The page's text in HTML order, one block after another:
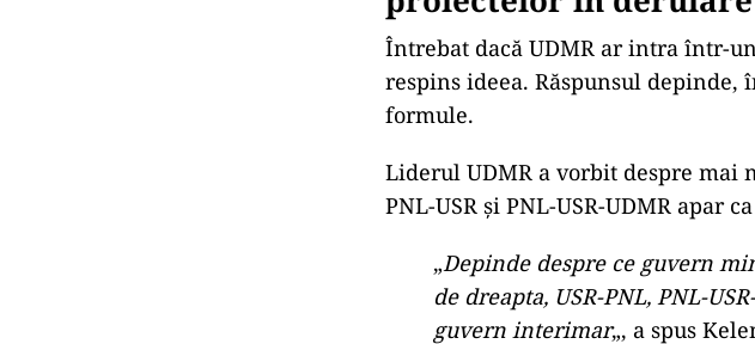
„Din punctul meu de vedere,
dar mai e nevoie de timp. Nu
spunem că şansele sunt mari.
putem să ne apropiem, să
refacem coaliţia veche„, a